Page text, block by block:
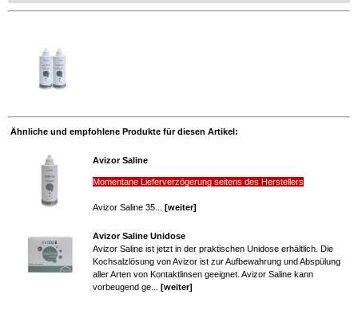
Ähnliche und empfohlene Produkte für diesen Artikel:
Avizor Saline
Momentane Lieferverzögerung seitens des Herstellers
Avizor Saline 35... [weiter]
Avizor Saline Unidose
Avizor Saline ist jetzt in der praktischen Unidose erhältlich. Die
Kochsalzlösung von Avizor ist zur Aufbewahrung und Abspülung
aller Arten von Kontaktlinsen geeignet. Avizor Saline kann
vorbeugend ge... [weiter]